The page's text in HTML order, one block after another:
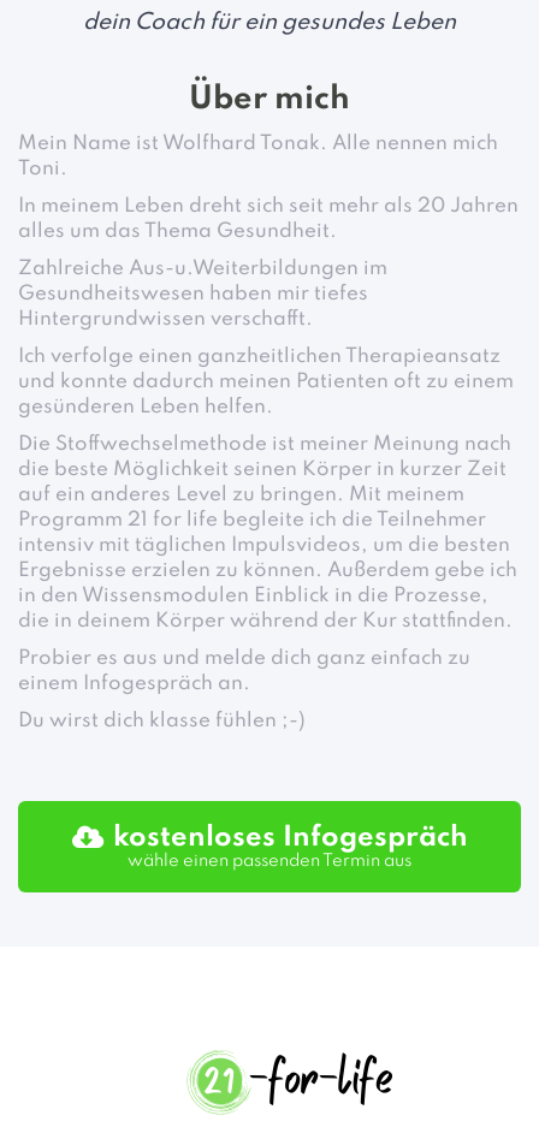
dein Coach für ein gesundes Leben
Über mich
Mein Name ist Wolfhard Tonak. Alle nennen mich
Toni.
In meinem Leben dreht sich seit mehr als 20 Jahren
alles um das Thema Gesundheit.
Zahlreiche Aus-u.Weiterbildungen im
Gesundheitswesen haben mir tiefes
Hintergrundwissen verschafft.
Ich verfolge einen ganzheitlichen Therapieansatz
und konnte dadurch meinen Patienten oft zu einem
gesünderen Leben helfen.
Die Stoffwechselmethode ist meiner Meinung nach
die beste Möglichkeit seinen Körper in kurzer Zeit
auf ein anderes Level zu bringen. Mit meinem
Programm 21 for life begleite ich die Teilnehmer
intensiv mit täglichen Impulsvideos, um die besten
Ergebnisse erzielen zu können. Außerdem gebe ich
in den Wissensmodulen Einblick in die Prozesse,
die in deinem Körper während der Kur stattfinden.
Probier es aus und melde dich ganz einfach zu
einem Infogespräch an.
Du wirst dich klasse fühlen ;-)
kostenloses Infogespräch
wähle einen passenden Termin aus